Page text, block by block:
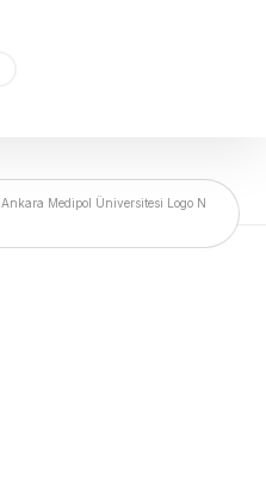
Ankara Medipol Üniversitesi Logo N